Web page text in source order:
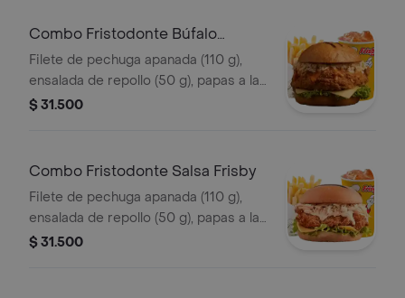
Combo Fristodonte Búfalo
Sriracha
Filete de pechuga apanada (110 g),
ensalada de repollo (50 g), papas a la
francesa mediana (60 g) y gaseosa
$ 31.500
Combo Fristodonte Salsa Frisby
Filete de pechuga apanada (110 g),
ensalada de repollo (50 g), papas a la
francesa mediana (60 g) y gaseosa
$ 31.500